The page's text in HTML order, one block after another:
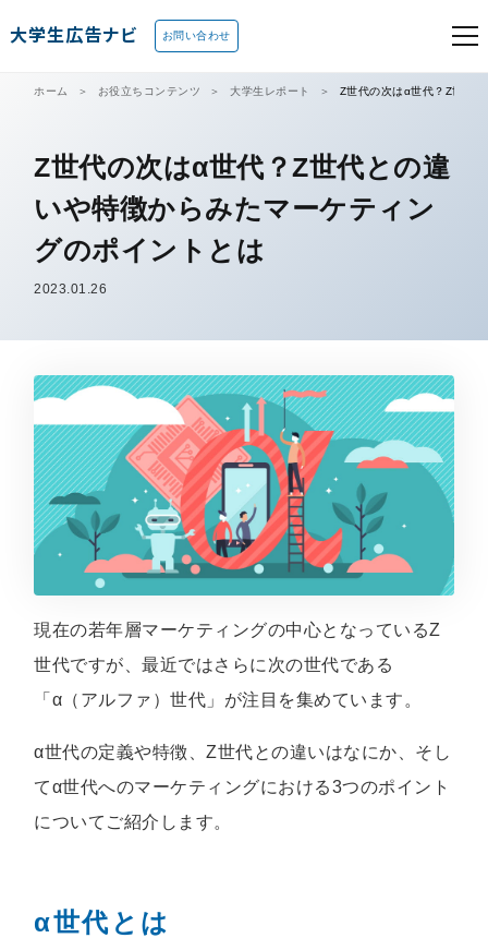
大学生広告ナビ お問い合わせ
ホーム お役立ちコンテンツ 大学生レポート Z世代の次はα世代？Z世代
Z世代の次はα世代？Z世代との違
いや特徴からみたマーケティン
グのポイントとは
2023.01.26
現在の若年層マーケティングの中心となっているZ
世代ですが、最近ではさらに次の世代である
「α（アルファ）世代」が注目を集めています。
α世代の定義や特徴、Z世代との違いはなにか、そし
てα世代へのマーケティングにおける3つのポイント
についてご紹介します。
α世代とは